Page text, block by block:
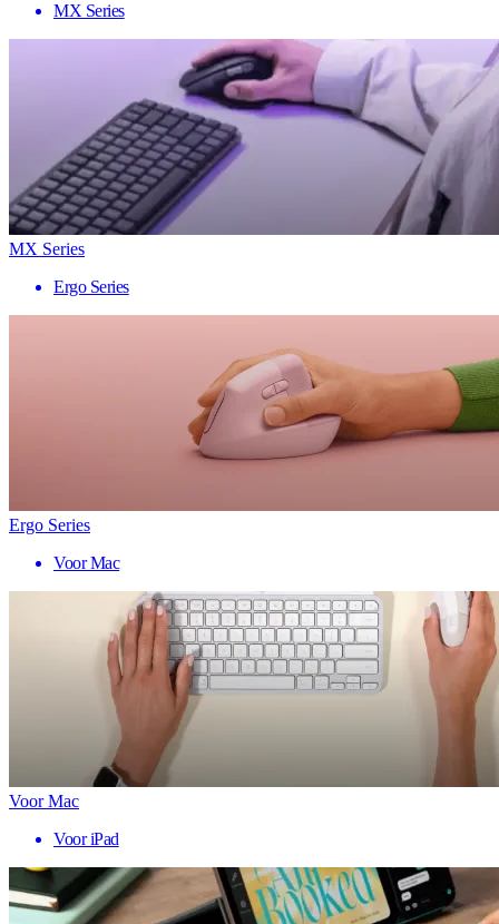
MX Series
MX Series
Ergo Series
Ergo Series
Voor Mac
Voor Mac
Voor iPad